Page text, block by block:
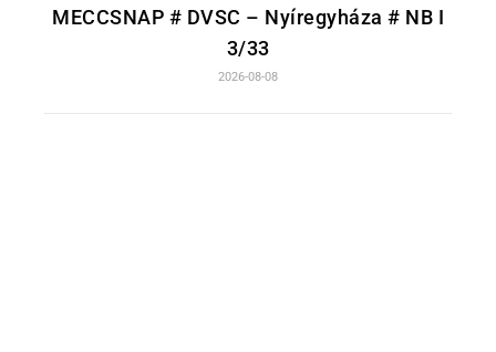
MECCSNAP # DVSC – Nyíregyháza # NB I
3/33
2026-08-08